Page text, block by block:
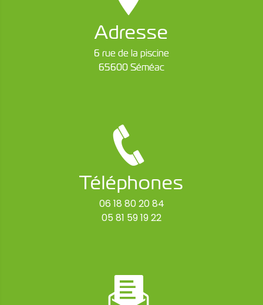
Adresse
6 rue de la piscine
65600 Séméac
Téléphones
06 18 80 20 84
05 81 59 19 22